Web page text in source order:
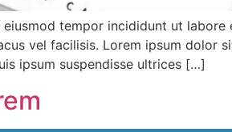
tempor incididunt ut labore
vel facilisis. Lorem ipsum dolor
ipsum suspendisse ultrices […]